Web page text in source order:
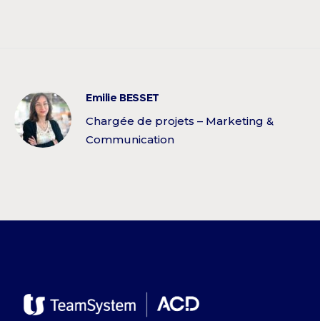
Emilie BESSET
Chargée de projets – Marketing &
Communication